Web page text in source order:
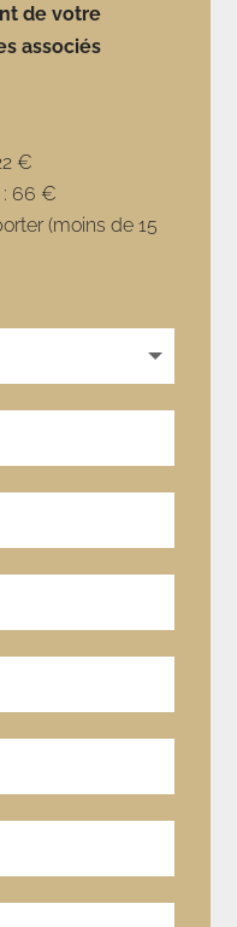
de votre
associés
€
: 66 €
(moins de 15